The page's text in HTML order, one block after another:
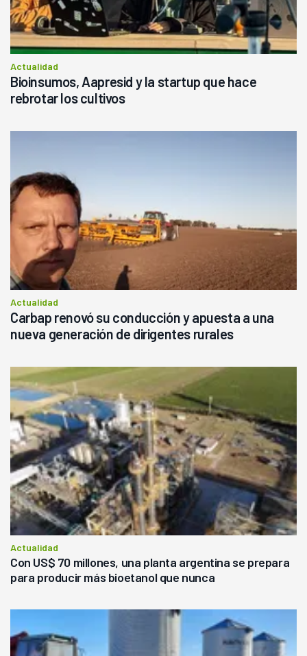
Actualidad
Bioinsumos, Aapresid y la startup que hace
rebrotar los cultivos
Actualidad
Carbap renovó su conducción y apuesta a una
nueva generación de dirigentes rurales
Actualidad
Con US$ 70 millones, una planta argentina se prepara
para producir más bioetanol que nunca